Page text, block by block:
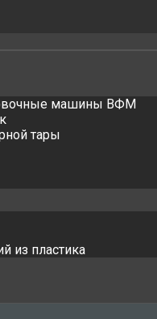
машины ВФМ
тары
из пластика